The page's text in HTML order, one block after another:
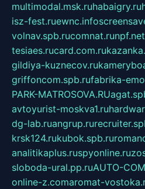
multimodal.msk.ruhabaigry.ru
isz-fest.ruewnc.info
volnav.spb.rucomnat.ru
tesiaes.rucard.com.ru
gildiya-kuznecov.ru
griffoncom.spb.rufabrika-
PARK-MATROSOVA.RU
avtoyurist-moskva1.ru
dg-lab.ruangrup.ru
krsk124.rukubok.spb.ru
analitikaplus.ruspyonline.ru
sloboda-ural.pp.ruAUTO-
online-z.comaromat-